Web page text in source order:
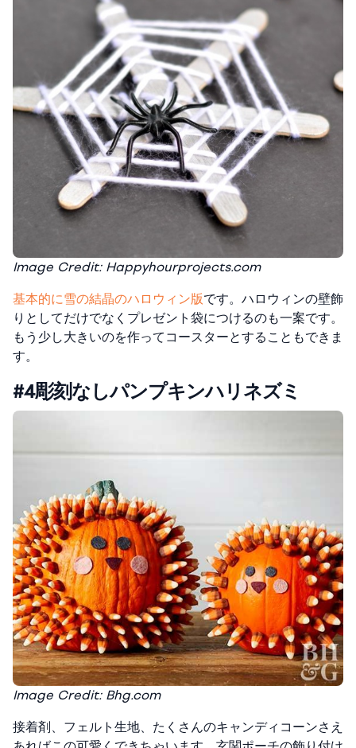
Image Credit: Happyhourprojects.com
基本的に雪の結晶のハロウィン版です。ハロウィンの壁飾
りとしてだけでなくプレゼント袋につけるのも一案です。
もう少し大きいのを作ってコースターとすることもできま
す。
#4彫刻なしパンプキンハリネズミ
Image Credit: Bhg.com
接着剤、フェルト生地、たくさんのキャンディコーンさえ